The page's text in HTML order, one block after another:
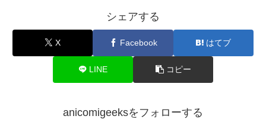
シェアする
X Facebook はてブ
LINE コピー
anicomigeeksをフォローする